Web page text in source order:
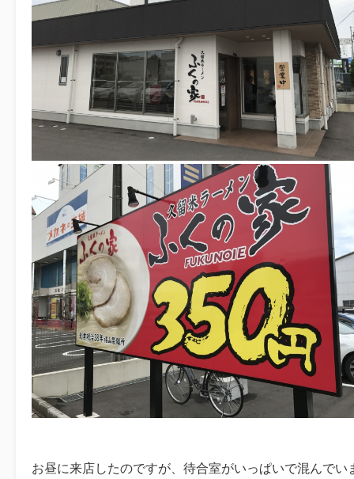
お昼に来店したのですが、待合室がいっぱいで混んでい